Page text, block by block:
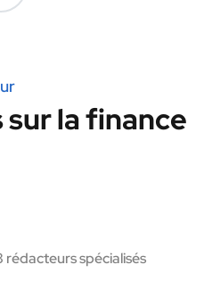
la finance
spécialisés